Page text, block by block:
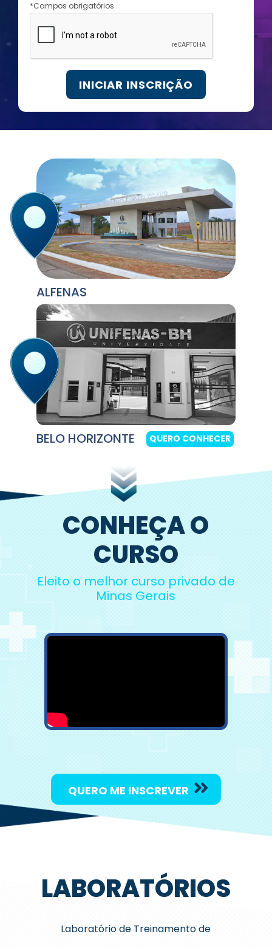
*Campos obrigatórios
ALFENAS
BELO HORIZONTE QUERO CONHECER
CONHEÇA O
CURSO
Eleito o melhor curso privado de
Minas Gerais
QUERO ME INSCREVER
LABORATÓRIOS
Laboratório de Treinamento de